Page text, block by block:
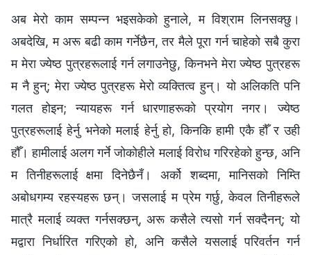
अब मेरो काम सम्पन्न भइसकेको हुनाले, म विश्राम लिनसक्छु।
अबदेखि, म अरू बढी काम गर्नेछैन, तर मैले पूरा गर्न चाहेको सबै कुरा
म मेरा ज्येष्ठ पुत्रहरूलाई गर्न लगाउनेछु, किनभने मेरा ज्येष्ठ पुत्रहरू
म नै हुन्; मेरा ज्येष्ठ पुत्रहरू मेरो व्यक्तित्व हुन्। यो अलिकति पनि
गलत होइन; न्यायहरू गर्न धारणाहरूको प्रयोग नगर। ज्येष्ठ
पुत्रहरूलाई हेर्नु भनेको मलाई हेर्नु हो, किनकि हामी एकै हौँ र उही
हौँ। हामीलाई अलग गर्ने जोकोहीले मलाई विरोध गरिरहेको हुन्छ, अनि
म तिनीहरूलाई क्षमा दिनेछैनँ। अर्को शब्दमा, मानिसको निम्ति
अबोधगम्य रहस्यहरू छन्। जसलाई म प्रेम गर्छु, केवल तिनीहरूले
मात्रै मलाई व्यक्त गर्नसक्छन्, अरू कसैले त्यसो गर्न सक्दैनन्; यो
मद्वारा निर्धारित गरिएको हो, अनि कसैले यसलाई परिवर्तन गर्न